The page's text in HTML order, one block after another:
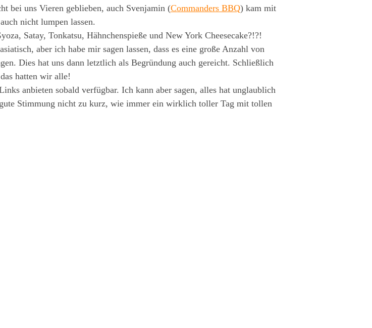
bei uns Vieren geblieben, auch Svenjamin (Commanders BBQ) kam mit
nicht lumpen lassen.
Satay, Tonkatsu, Hähnchenspieße und New York Cheesecake?!?!
aber ich habe mir sagen lassen, dass es eine große Anzahl von
Dies hat uns dann letztlich als Begründung auch gereicht. Schließlich
hatten wir alle!
anbieten sobald verfügbar. Ich kann aber sagen, alles hat unglaublich
Stimmung nicht zu kurz, wie immer ein wirklich toller Tag mit tollen